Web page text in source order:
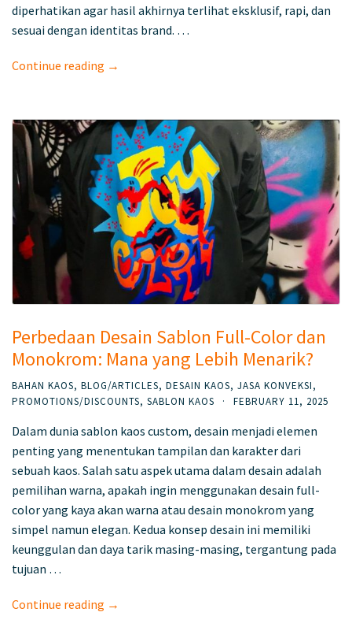
diperhatikan agar hasil akhirnya terlihat eksklusif, rapi, dan
sesuai dengan identitas brand. …
Continue reading →
Perbedaan Desain Sablon Full-Color dan
Monokrom: Mana yang Lebih Menarik?
BAHAN KAOS, BLOG/ARTICLES, DESAIN KAOS, JASA KONVEKSI,
PROMOTIONS/DISCOUNTS, SABLON KAOS · FEBRUARY 11, 2025
Dalam dunia sablon kaos custom, desain menjadi elemen
penting yang menentukan tampilan dan karakter dari
sebuah kaos. Salah satu aspek utama dalam desain adalah
pemilihan warna, apakah ingin menggunakan desain full-
color yang kaya akan warna atau desain monokrom yang
simpel namun elegan. Kedua konsep desain ini memiliki
keunggulan dan daya tarik masing-masing, tergantung pada
tujuan …
Continue reading →